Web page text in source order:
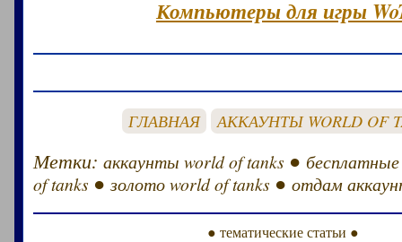
Компьютеры для игры
ГЛАВНАЯ АККАУНТЫ WORLD OF
Метки:аккаунты world of tanks ●
of tanks ●золото world of tanks ●отдам
● тематические статьи ●